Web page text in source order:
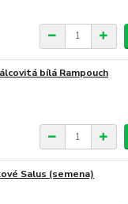
bílá Rampouch
Salus (semena)